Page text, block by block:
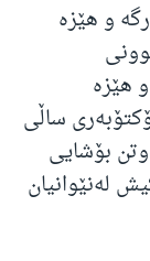
و هێزە
هێزە
ڕووداوەکانی 16 ی ئۆکتۆبەری ساڵی
بۆشایی
لەنێوانیان